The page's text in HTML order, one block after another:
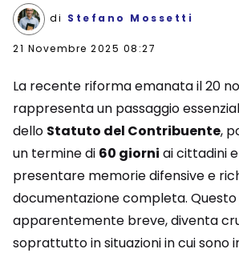
di Stefano Mossetti
21 Novembre 2025 08:27
La recente riforma emanata il 20
rappresenta un passaggio
dello Statuto del Contribuente,
un termine di 60 giorni ai cittadini
presentare memorie difensive e
documentazione completa.
apparentemente breve, diventa
soprattutto in situazioni in cui sono